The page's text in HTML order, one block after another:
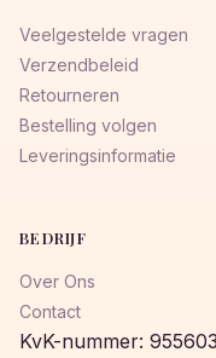
Veelgestelde vragen
Verzendbeleid
Retourneren
Bestelling volgen
Leveringsinformatie
BEDRIJF
Over Ons
Contact
KvK-nummer: